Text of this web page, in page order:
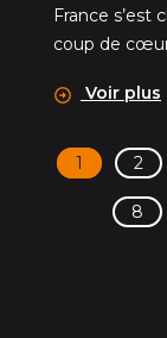
France s’est
coup de
Voir plus
1 2
8